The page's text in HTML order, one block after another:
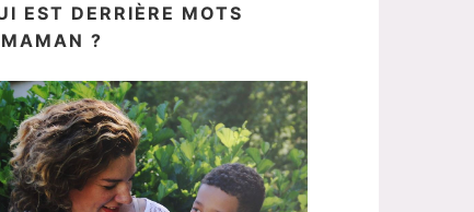
EST DERRIÈRE MOTS
?